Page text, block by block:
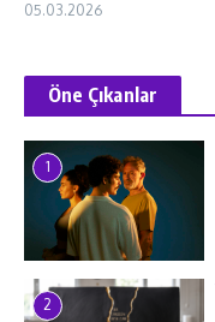
05.03.2026
Öne Çıkanlar
1
2